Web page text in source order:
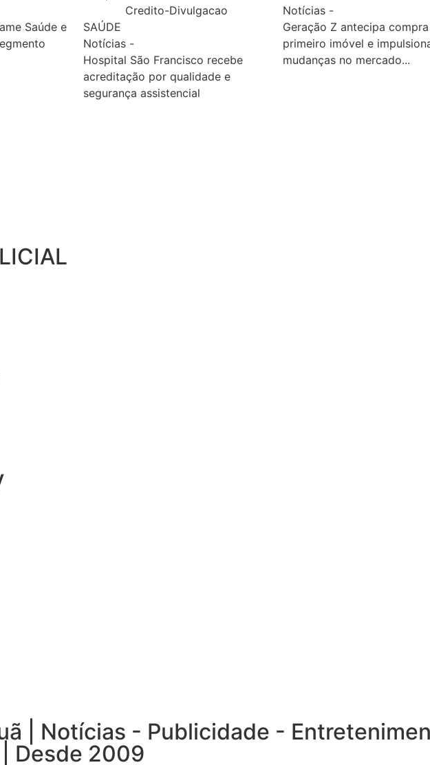
Saúde e
SAÚDE
Notícias -
Hospital São Francisco recebe
acreditação por qualidade e
segurança assistencial
Notícias -
Geração Z antecipa
primeiro imóvel e
mudanças no mercado...
| Notícias - Publicidade -
Desde 2009